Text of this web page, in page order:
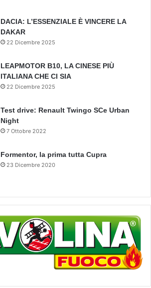
DACIA: L’ESSENZIALE È VINCERE LA
DAKAR
22 Dicembre 2025
LEAPMOTOR B10, LA CINESE PIÙ
ITALIANA CHE CI SIA
22 Dicembre 2025
Test drive: Renault Twingo SCe Urban
Night
7 Ottobre 2022
Formentor, la prima tutta Cupra
23 Dicembre 2020